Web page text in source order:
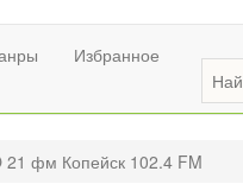
Избранное
21 фм Копейск 102.4 FM